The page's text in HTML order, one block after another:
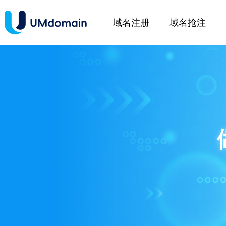
域名注册 域名抢注